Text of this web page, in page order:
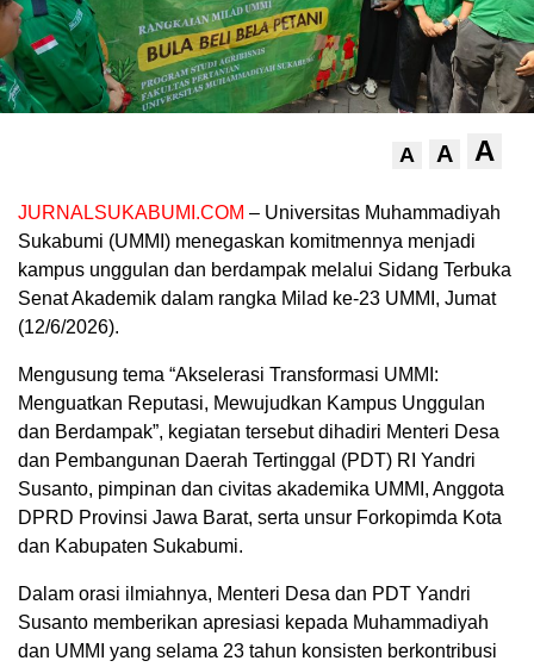
A A A
JURNALSUKABUMI.COM – Universitas Muhammadiyah
Sukabumi (UMMI) menegaskan komitmennya menjadi
kampus unggulan dan berdampak melalui Sidang Terbuka
Senat Akademik dalam rangka Milad ke-23 UMMI, Jumat
(12/6/2026).
Mengusung tema “Akselerasi Transformasi UMMI:
Menguatkan Reputasi, Mewujudkan Kampus Unggulan
dan Berdampak”, kegiatan tersebut dihadiri Menteri Desa
dan Pembangunan Daerah Tertinggal (PDT) RI Yandri
Susanto, pimpinan dan civitas akademika UMMI, Anggota
DPRD Provinsi Jawa Barat, serta unsur Forkopimda Kota
dan Kabupaten Sukabumi.
Dalam orasi ilmiahnya, Menteri Desa dan PDT Yandri
Susanto memberikan apresiasi kepada Muhammadiyah
dan UMMI yang selama 23 tahun konsisten berkontribusi